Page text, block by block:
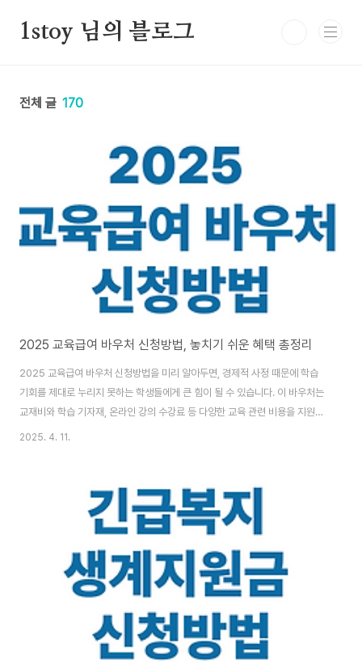
1stoy 님의 블로그
전체 글 170
2025 교육급여 바우처 신청방법, 놓치기 쉬운 혜택 총정리
2025 교육급여 바우처 신청방법을 미리 알아두면, 경제적 사정 때문에 학습
기회를 제대로 누리지 못하는 학생들에게 큰 힘이 될 수 있습니다. 이 바우처는
교재비와 학습 기자재, 온라인 강의 수강료 등 다양한 교육 관련 비용을 지원하
는 국가 제도입니다. 저소득층 가정의 학생을 지원한다는 점에서, 교육 격차를
하의 소득 가구에 속한 초·중·고등학생에게 학습 비용을 지원해 주는 프로그램
입니다. 주로 학교 수업에 필요한 참고서, 문제집, 학습 기자재를 구입하거나 온
라인 교육 플랫폼을 통해 강의를 들을 때 사용할 수 있습니다.최근에는 디지털
교육 환경을 강화하려..
2025. 4. 11.